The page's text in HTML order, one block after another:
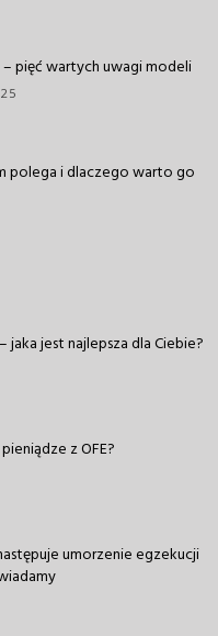
– pięć wartych uwagi modeli
polega i dlaczego warto go
jest najlepsza dla Ciebie?
z OFE?
umorzenie egzekucji